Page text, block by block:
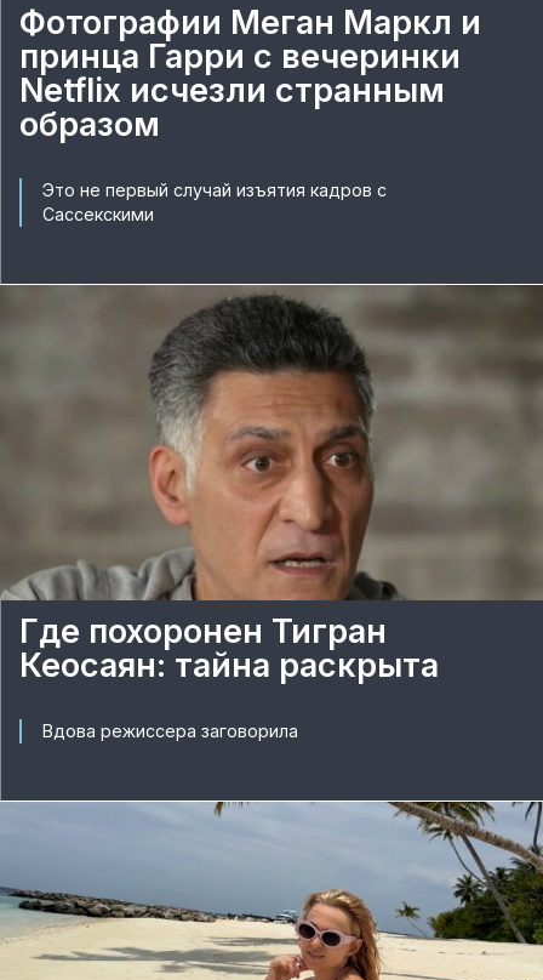
Фотографии Меган Маркл и
принца Гарри с вечеринки
Netflix исчезли странным
образом
Это не первый случай изъятия кадров с
Сассекскими
Где похоронен Тигран
Кеосаян: тайна раскрыта
Вдова режиссера заговорила